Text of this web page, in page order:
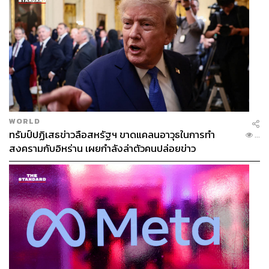
WORLD
ทรัมป์ปฏิเสธข่าวลือสหรัฐฯ ขาดแคลนอาวุธในการทำ
สงครามกับอิหร่าน เผยกำลังล่าตัวคนปล่อยข่าว
...